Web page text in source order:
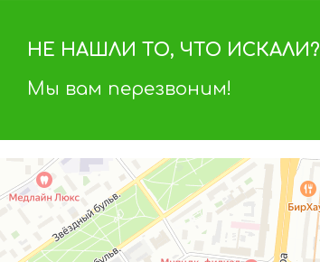
НЕ НАШЛИ ТО, ЧТО ИСКАЛИ?
Мы вам перезвоним!